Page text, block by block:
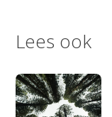
Lees ook